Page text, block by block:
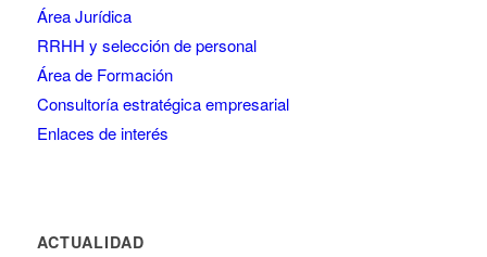
Área Jurídica
RRHH y selección de personal
Área de Formación
Consultoría estratégica empresarial
Enlaces de interés
ACTUALIDAD